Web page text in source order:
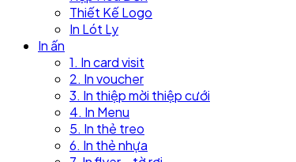
Thiết Kế Logo
In Lót Ly
In ấn
1. In card visit
2. In voucher
3. In thiệp mời thiệp cưới
4. In Menu
5. In thẻ treo
6. In thẻ nhựa